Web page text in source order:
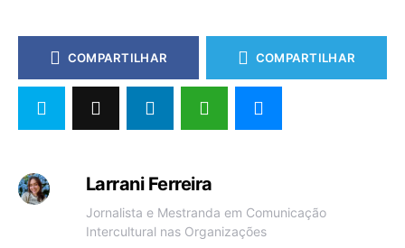
COMPARTILHAR COMPARTILHAR
Larrani Ferreira
Jornalista e Mestranda em Comunicação
Intercultural nas Organizações